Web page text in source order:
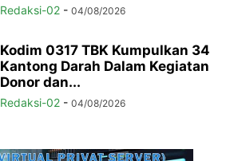
Redaksi-02 - 04/08/2026
Kodim 0317 TBK Kumpulkan 34
Kantong Darah Dalam Kegiatan
Donor dan...
Redaksi-02 - 04/08/2026